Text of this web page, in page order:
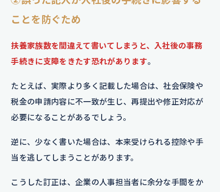
ことを防ぐため
扶養家族数を間違えて書いてしまうと、入社後の事務
手続きに支障をきたす恐れがあります。
たとえば、実際より多く記載した場合は、社会保険や
税金の申請内容に不一致が生じ、再提出や修正対応が
必要になることがあるでしょう。
逆に、少なく書いた場合は、本来受けられる控除や手
当を逃してしまうことがあります。
こうした訂正は、企業の人事担当者に余分な手間をか